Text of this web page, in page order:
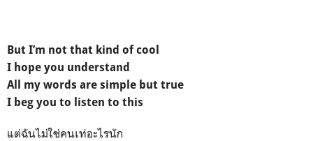
But I’m not that kind of cool
I hope you understand
All my words are simple but true
I beg you to listen to this
แต่ฉันไม่ใช่คนเท่อะไรนัก